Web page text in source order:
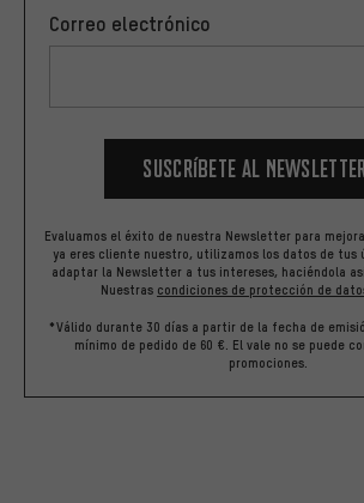
Correo electrónico
Suscríbete al
Evaluamos el éxito de nuestra Newsletter para
ya eres cliente nuestro, utilizamos los datos de tus
adaptar la Newsletter a tus intereses, haciéndola
Nuestras condiciones de protección de
*Válido durante 30 días a partir de la fecha de
mínimo de pedido de 60 €. El vale no se puede
promociones.